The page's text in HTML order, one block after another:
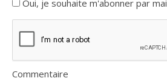
Oui, je souhaite m'abonner par mail
Commentaire